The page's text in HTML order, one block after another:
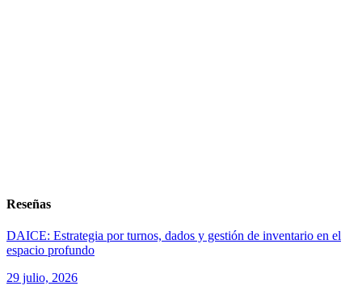
Reseñas
DAICE: Estrategia por turnos, dados y gestión de inventario en el
espacio profundo
29 julio, 2026